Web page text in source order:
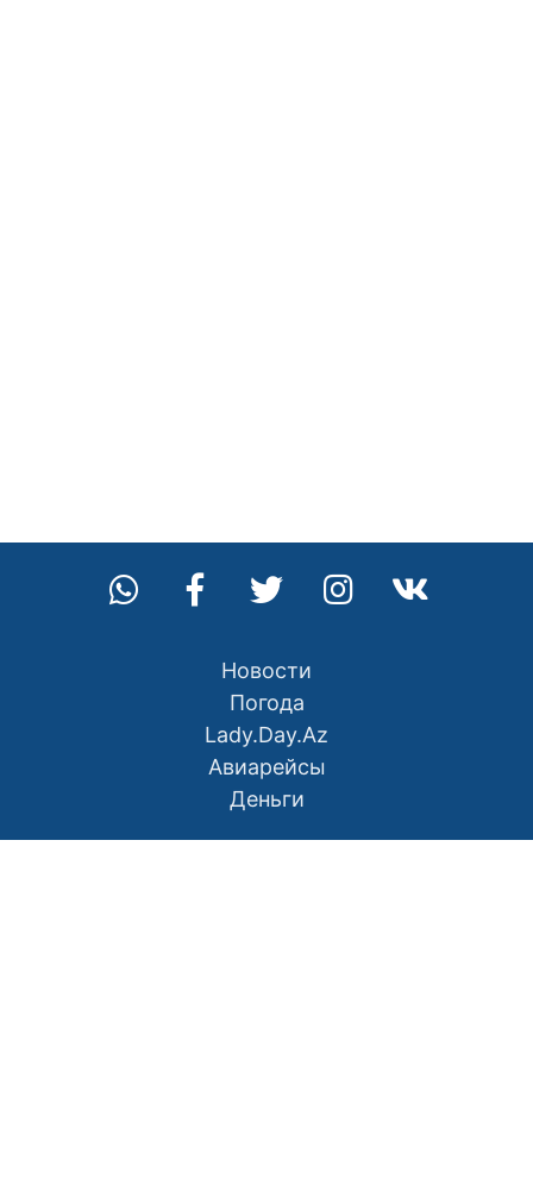
Новости
Погода
Lady.Day.Az
Авиарейсы
Деньги